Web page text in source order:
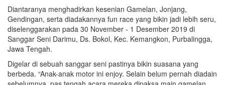
Diantaranya menghadirkan kesenian Gamelan, Jonjang,
Gendingan, serta diadakannya fun race yang bikin jadi lebih seru,
diselenggarakan pada 30 November - 1 Desember 2019 di
Sanggar Seni Darimu, Ds. Bokol, Kec. Kemangkon, Purbalingga,
Jawa Tengah.
Digelar di sebuah sanggar seni pastinya bikin suasana yang
berbeda. “Anak-anak motor ini enjoy. Selain belum pernah diadain